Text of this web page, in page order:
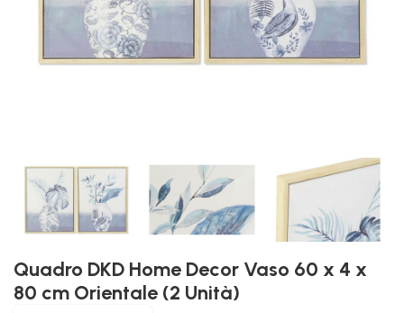
Quadro DKD Home Decor Vaso 60 x 4 x
80 cm Orientale (2 Unità)